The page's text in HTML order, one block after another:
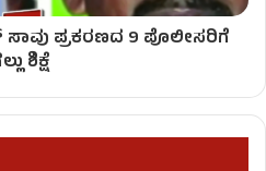
ಪ್ರಕರಣದ 9 ಪೊಲೀಸರಿಗೆ
ಶಿಕ್ಷೆ